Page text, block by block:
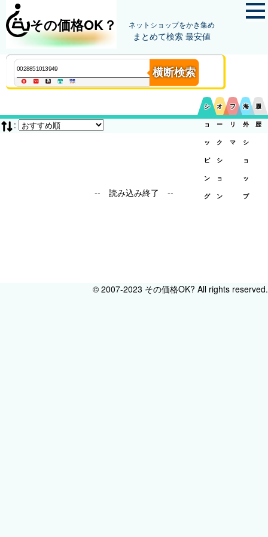
その価格OK？ ネットショップをかき集め
まとめて検索 最安値
横断検索
シ
ョ
ッ
ピ
ン
グ
オ
ー
ク
シ
ョ
ン
フ
リ
マ
海
外
シ
ョ
ッ
プ
履
歴
:
-- 読み込み終了 --
© 2007-2023 その価格OK? All rights reserved.